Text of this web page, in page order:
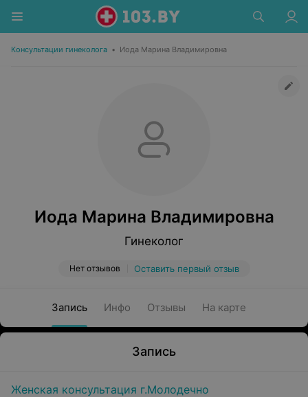
Консультации гинеколога • Иода Марина Владимировна
Иода Марина Владимировна
Гинеколог
Нет отзывов Оставить первый отзыв
Запись Инфо Отзывы На карте
Запись
Женская консультация г.Молодечно